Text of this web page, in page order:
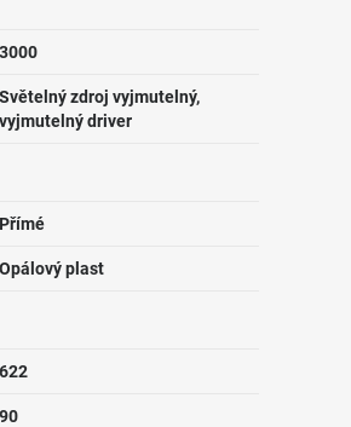
3000
Světelný zdroj vyjmutelný,
vyjmutelný driver
Přímé
Opálový plast
622
90